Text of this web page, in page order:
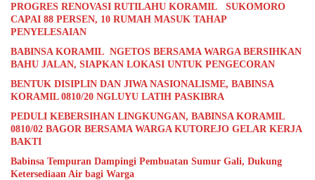
PROGRES RENOVASI RUTILAHU KORAMIL SUKOMORO
CAPAI 88 PERSEN, 10 RUMAH MASUK TAHAP
PENYELESAIAN
BABINSA KORAMIL NGETOS BERSAMA WARGA BERSIHKAN
BAHU JALAN, SIAPKAN LOKASI UNTUK PENGECORAN
BENTUK DISIPLIN DAN JIWA NASIONALISME, BABINSA
KORAMIL 0810/20 NGLUYU LATIH PASKIBRA
PEDULI KEBERSIHAN LINGKUNGAN, BABINSA KORAMIL
0810/02 BAGOR BERSAMA WARGA KUTOREJO GELAR KERJA
BAKTI
Babinsa Tempuran Dampingi Pembuatan Sumur Gali, Dukung
Ketersediaan Air bagi Warga